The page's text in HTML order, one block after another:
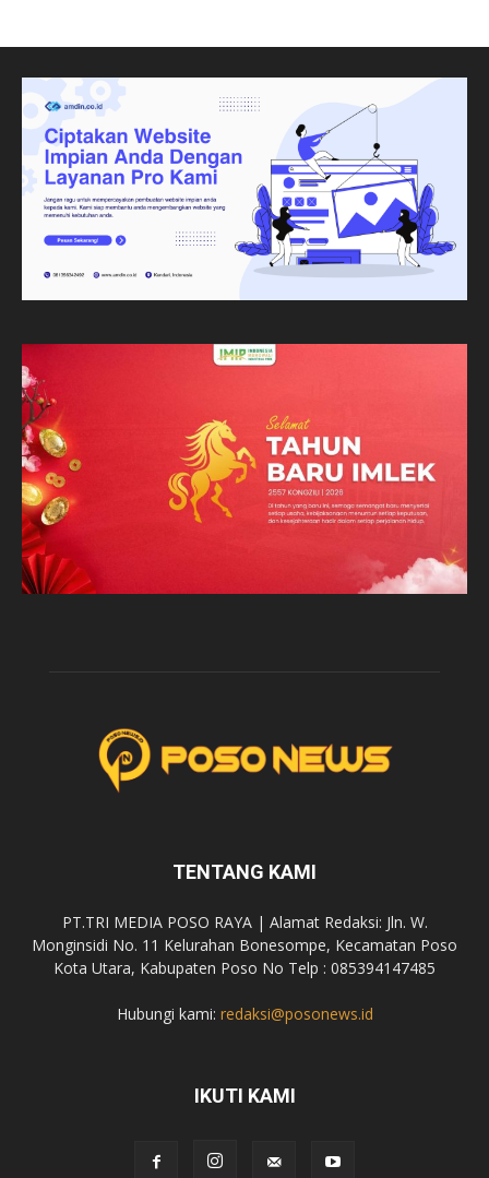
TENTANG KAMI
PT.TRI MEDIA POSO RAYA | Alamat Redaksi: Jln. W.
Monginsidi No. 11 Kelurahan Bonesompe, Kecamatan Poso
Kota Utara, Kabupaten Poso No Telp : 085394147485
Hubungi kami: redaksi@posonews.id
IKUTI KAMI